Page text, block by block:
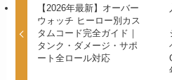
【2026年最新】オーバー
ウォッチ ヒーロー別カス
タムコード完全ガイド｜
タンク・ダメージ・サポ
ート全ロール対応